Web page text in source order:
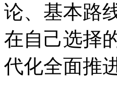
论、基本路
在自己选择
代化全面推